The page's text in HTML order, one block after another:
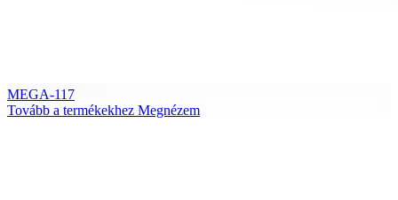
MEGA-117
Tovább a termékekhez Megnézem